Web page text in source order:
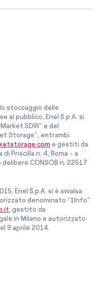
stoccaggio delle
al pubblico, Enel S.p.A. si
SDIR” e del
Storage”, entrambi
e gestiti da
Priscilla n. 4, Roma - a
CONSOB n. 22517
Enel S.p.A. si è avvalsa
denominato “1Info”
, gestito da
in Milano e autorizzato
9 aprile 2014.